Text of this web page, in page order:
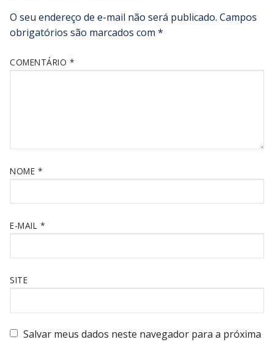
O seu endereço de e-mail não será publicado. Campos
obrigatórios são marcados com *
COMENTÁRIO *
NOME *
E-MAIL *
SITE
Salvar meus dados neste navegador para a próxima